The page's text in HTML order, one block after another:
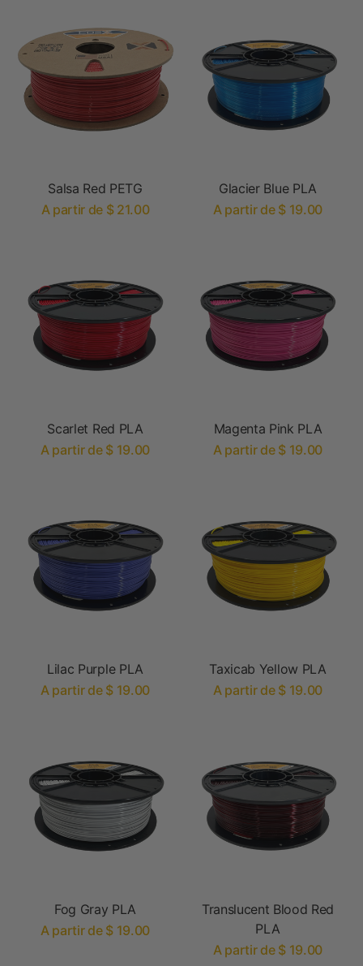
Salsa Red PETG
A partir de $ 21.00
Glacier Blue PLA
A partir de $ 19.00
Scarlet Red PLA
A partir de $ 19.00
Magenta Pink PLA
A partir de $ 19.00
Lilac Purple PLA
A partir de $ 19.00
Taxicab Yellow PLA
A partir de $ 19.00
Fog Gray PLA
A partir de $ 19.00
Translucent Blood Red
PLA
A partir de $ 19.00